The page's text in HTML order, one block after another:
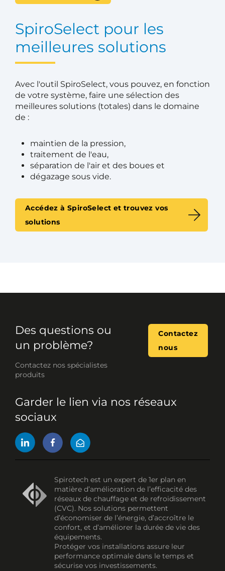
SpiroSelect pour les
meilleures solutions
Avec l'outil SpiroSelect, vous pouvez, en fonction
de votre système, faire une sélection des
meilleures solutions (totales) dans le domaine
de :
maintien de la pression,
traitement de l'eau,
séparation de l'air et des boues et
dégazage sous vide.
Accédez à SpiroSelect et trouvez vos
solutions
Des questions ou
un problème?
Contactez nos spécialistes
produits
Contactez
nous
Garder le lien via nos réseaux
sociaux
Spirotech est un expert de 1er plan en
matière d’amélioration de l’efficacité des
réseaux de chauffage et de refroidissement
(CVC). Nos solutions permettent
d’économiser de l’énergie, d’accroître le
confort, et d’améliorer la durée de vie des
équipements.
Protéger vos installations assure leur
performance optimale dans le temps et
sécurise vos investissements.